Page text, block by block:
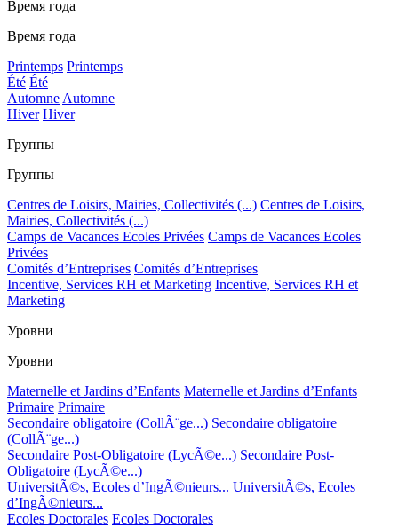
Время года
Время года
Printemps Printemps
Été Été
AutomneAutomne
Hiver Hiver
Группы
Группы
Centres de Loisirs, Mairies, Collectivités (...) Centres de Loisirs,
Mairies, Collectivités (...)
Camps de Vacances Ecoles Privées Camps de Vacances Ecoles
Privées
Comités d’Entreprises Comités d’Entreprises
Incentive, Services RH et Marketing Incentive, Services RH et
Marketing
Уровни
Уровни
Maternelle et Jardins d’Enfants Maternelle et Jardins d’Enfants
Primaire Primaire
Secondaire obligatoire (CollÃ¨ge...) Secondaire obligatoire
(CollÃ¨ge...)
Secondaire Post-Obligatoire (LycÃ©e...) Secondaire Post-
Obligatoire (LycÃ©e...)
UniversitÃ©s, Ecoles d’IngÃ©nieurs... UniversitÃ©s, Ecoles
d’IngÃ©nieurs...
Ecoles Doctorales Ecoles Doctorales